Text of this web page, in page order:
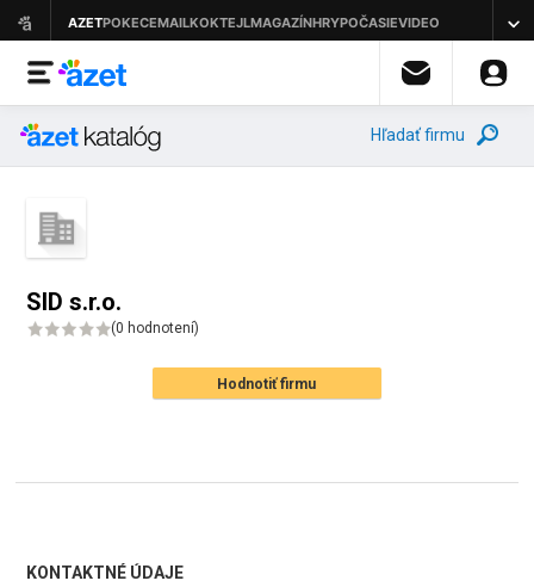
Hľadať firmu
SID s.r.o.
(0 hodnotení)
Hodnotiť firmu
KONTAKTNÉ ÚDAJE